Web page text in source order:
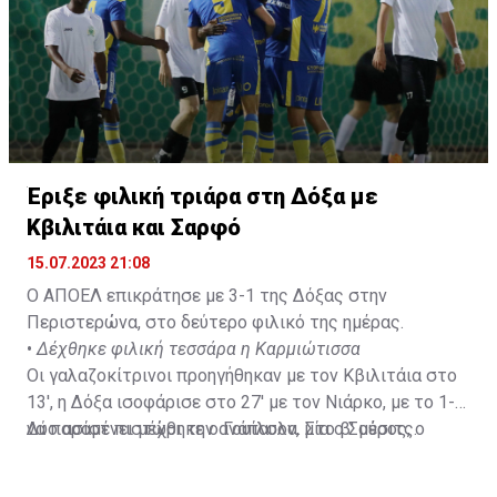
και τέσσερις ασίστ.»
Έριξε φιλική τριάρα στη Δόξα με
Κβιλιτάια και Σαρφό
15.07.2023 21:08
Ο ΑΠΟΕΛ επικράτησε με 3-1 της Δόξας στην
Περιστερώνα, στο δεύτερο φιλικό της ημέρας.
•Δέχθηκε φιλική τεσσάρα η Καρμιώτισσα
Οι γαλαζοκίτρινοι προηγήθηκαν με τον Κβιλιτάια στο
13', η Δόξα ισοφάρισε στο 27' με τον Νιάρκο, με το 1-1
να παραμένει μέχρι την ανάπαυλα. Στο β' μέρος, ο
Δύο ασίστ πιστώθηκε ο Γουίλσον, μία ο Σούσιτς.